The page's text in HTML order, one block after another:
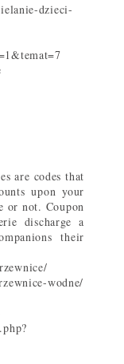
dzieci-
are codes that
upon your
or not. Coupon
discharge a
their
wodne/